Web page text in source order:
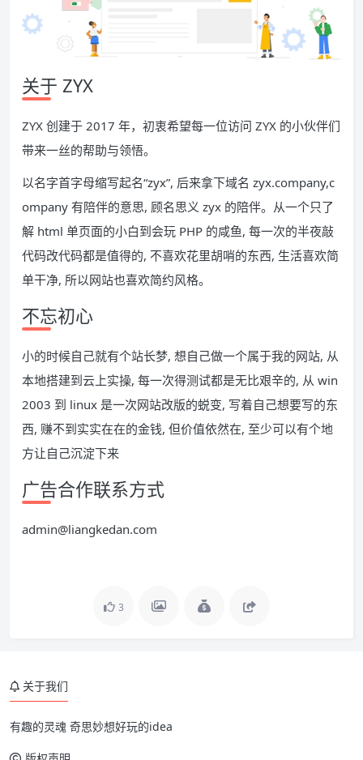
关于 ZYX
ZYX 创建于 2017 年，初衷希望每一位访问 ZYX 的小伙伴们
带来一丝的帮助与领悟。
以名字首字母缩写起名“zyx”, 后来拿下域名 zyx.company,c
ompany 有陪伴的意思, 顾名思义 zyx 的陪伴。从一个只了
解 html 单页面的小白到会玩 PHP 的咸鱼, 每一次的半夜敲
代码改代码都是值得的, 不喜欢花里胡哨的东西, 生活喜欢简
单干净, 所以网站也喜欢简约风格。
不忘初心
小的时候自己就有个站长梦, 想自己做一个属于我的网站, 从
本地搭建到云上实操, 每一次得测试都是无比艰辛的, 从 win
2003 到 linux 是一次网站改版的蜕变, 写着自己想要写的东
西, 赚不到实实在在的金钱, 但价值依然在, 至少可以有个地
方让自己沉淀下来
广告合作联系方式
admin@liangkedan.com
3
关于我们
有趣的灵魂 奇思妙想好玩的idea